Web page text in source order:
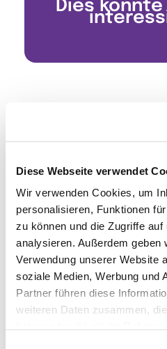
Diese Webseite verwendet
Wir verwenden Cookies, um
personalisieren, Funktionen
zu können und die Zugriffe
analysieren. Außerdem geben
Verwendung unserer Website
soziale Medien, Werbung und
Partner führen diese
weiteren Daten zusammen,
Dies